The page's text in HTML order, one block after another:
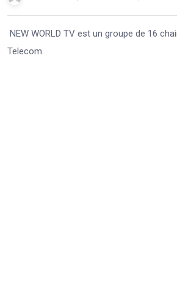
NEW WORLD TV est un groupe de 16
Telecom.